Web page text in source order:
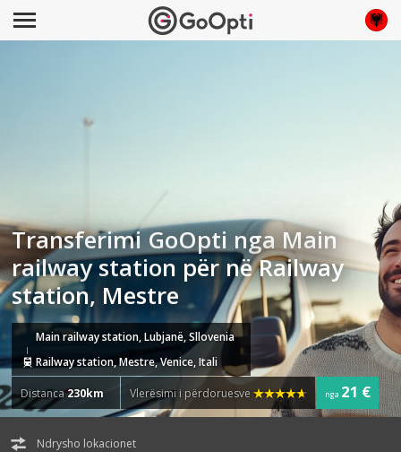
Transferimi GoOpti nga Main
railway station për në Railway
station, Mestre
Main railway station, Lubjanë, Sllovenia
Railway station, Mestre, Venice, Itali
Distanca230km Vlerësimi i përdoruesve nga 21 €
Ndrysho lokacionet